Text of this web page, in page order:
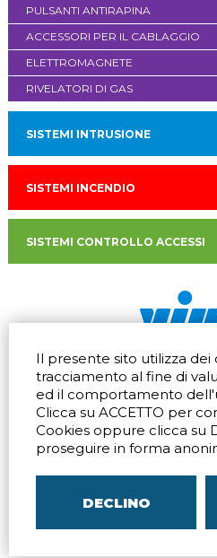
Il presente sito utilizza dei
tracciamento al fine di
ed il comportamento
Clicca su ACCETTO per
Cookies oppure clicca su
proseguire in forma
DECLINO
PULSANTI ANTIRAPINA
ACCESSORI PER IL CABLAGGIO
ELETTROMAGNETE
RIVELATORI DI GAS
SISTEMI INTRUSIONE
SISTEMI INCENDIO
SISTEMI CONTROLLO ACCESSI
Via dell'artigianato 32Q
20865 Usmate Velate (MB)
Indicazioni Stradali
Via Pontina 583
Roma (RM) 00128
Tel.+39 06 80079273
Indicazioni Stradali
P.IVA00804240968